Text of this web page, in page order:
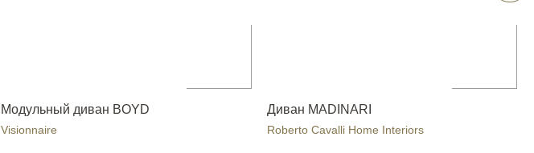
Модульный диван BOYD
Visionnaire
Диван MADINARI
Roberto Cavalli Home Interiors